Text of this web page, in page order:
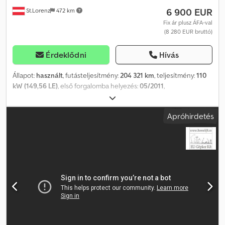
St.Lorenz 472 km 6 900 EUR
Fix ár plusz ÁFA-val
(8 280 EUR bruttó)
Érdeklődni Hívás
Állapot: használt, futásteljesítmény:204 321 km, teljesítmény:110
kW (149,56 LE), első forgalomba helyezés:05/2011,
, össztömeg:
(TÜV):05/2026, szín:fehér, hajtástípus:mechanikai, kibocsátási
, Felszereltség:
, * Nissan Atleon 35.15 platós teherautó,
ponyvás felépítéssel * Euro 5 Dwjdpfxszp Ttaj Aldsa * Platóméret
(hossz): 4,35 m * Platóméret (szélesség): 2,20 m * Platóméret
Hengervolumen: 2953 cm³ – Teljesítmény: 110 kW * Minden adat a
legnagyobb gondossággal lett megadva, de a változás jogát
fenntartjuk. * A hibákért és az előzetes értékesítésért nem
Apróhirdetés